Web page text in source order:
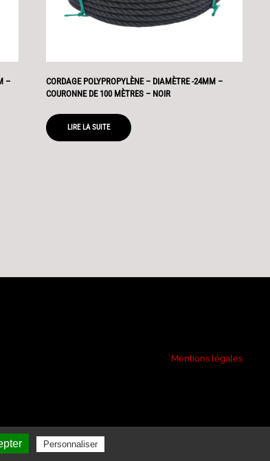
–
CORDAGE POLYPROPYLÈNE – DIAMÈTRE -24MM –
COURONNE DE 100 MÈTRES – NOIR
LIRE LA SUITE
Mentions légales
Personnaliser